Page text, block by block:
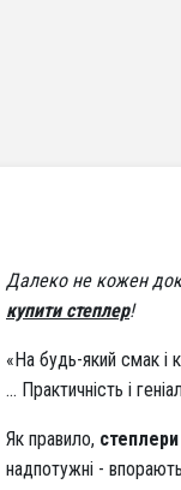
Далеко не кожен
купити степлер!
«На будь-який смак і
... Практичність і
Як правило,
надпотужні -